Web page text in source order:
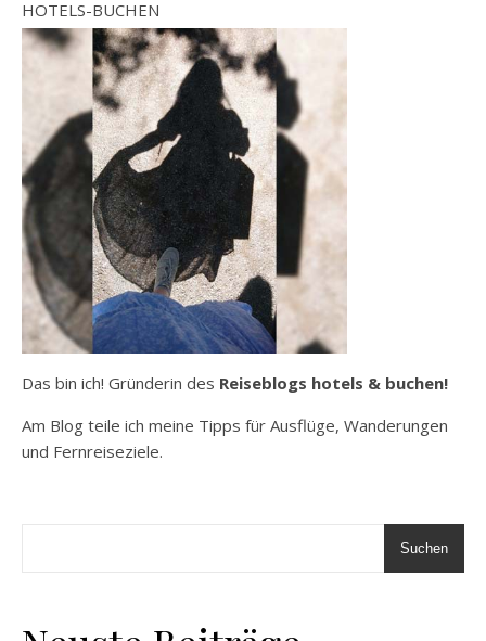
HOTELS-BUCHEN
Das bin ich! Gründerin des Reiseblogs hotels & buchen!
Am Blog teile ich meine Tipps für Ausflüge, Wanderungen
und Fernreiseziele.
Suchen